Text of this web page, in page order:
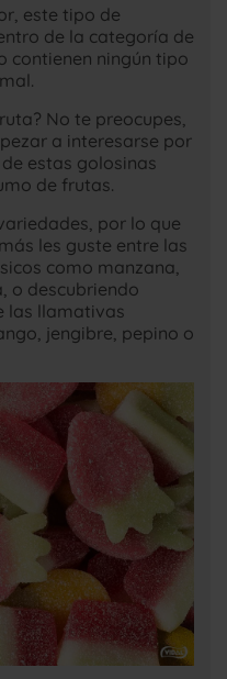
este tipo de
de la categoría de
contienen ningún tipo
No te preocupes,
a interesarse por
estas golosinas
de frutas.
por lo que
les guste entre las
como manzana,
o descubriendo
las llamativas
jengibre, pepino o